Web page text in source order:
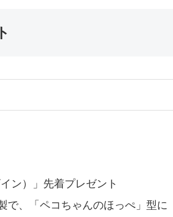
ン）」先着プレゼント
で、「ペコちゃんのほっぺ」型に